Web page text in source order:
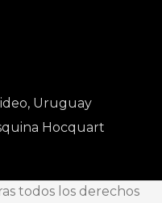
Uruguay
Hocquart
todos los derechos